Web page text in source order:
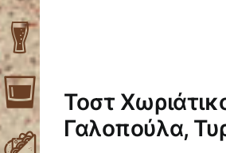
Τοστ
Γαλοπούλα,